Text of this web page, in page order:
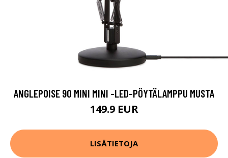
ANGLEPOISE 90 MINI MINI -LED-PÖYTÄLAMPPU MUSTA
149.9 EUR
LISÄTIETOJA